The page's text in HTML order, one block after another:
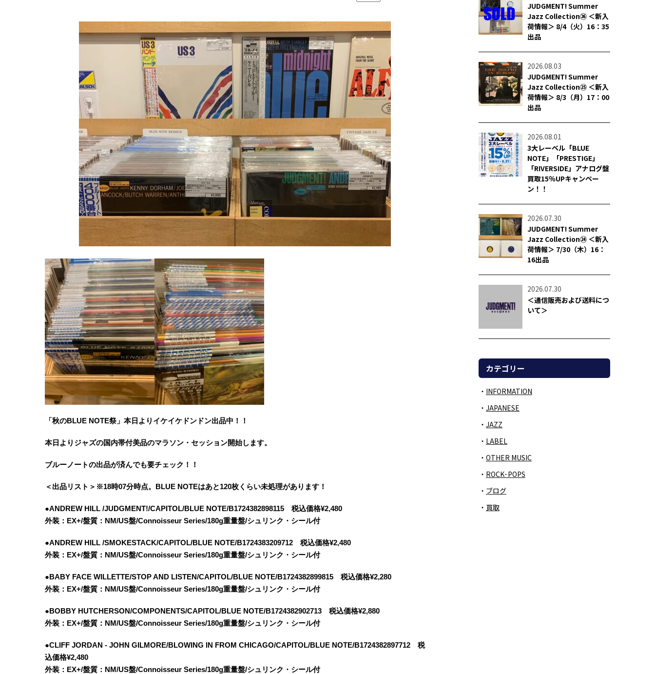
「秋のBLUE NOTE祭」本日よりイケイケドンドン出品中！！
本日よりジャズの国内帯付美品のマラソン・セッション開始します。
ブルーノートの出品が済んでも要チェック！！
＜出品リスト＞※18時07分時点。BLUE NOTEはあと120枚くらい未処理があります！
●ANDREW HILL /JUDGMENT!/CAPITOL/BLUE NOTE/B1724382898115 税込価格¥2,480
外装：EX+/盤質：NM/US盤/Connoisseur Series/180g重量盤/シュリンク・シール付
●ANDREW HILL /SMOKESTACK/CAPITOL/BLUE NOTE/B1724383209712 税込価格¥2,480
外装：EX+/盤質：NM/US盤/Connoisseur Series/180g重量盤/シュリンク・シール付
●BABY FACE WILLETTE/STOP AND LISTEN/CAPITOL/BLUE NOTE/B1724382899815 税込価格¥2,280
外装：EX+/盤質：NM/US盤/Connoisseur Series/180g重量盤/シュリンク・シール付
●BOBBY HUTCHERSON/COMPONENTS/CAPITOL/BLUE NOTE/B1724382902713 税込価格¥2,880
外装：EX+/盤質：NM/US盤/Connoisseur Series/180g重量盤/シュリンク・シール付
●CLIFF JORDAN - JOHN GILMORE/BLOWING IN FROM CHICAGO/CAPITOL/BLUE NOTE/B1724382897712 税
込価格¥2,480
外装：EX+/盤質：NM/US盤/Connoisseur Series/180g重量盤/シュリンク・シール付
JUDGMENT! Summer
Jazz Collection㉖ ＜新入
荷情報＞ 8/4（火）16：35
出品
2026.08.03
JUDGMENT! Summer
Jazz Collection㉕ ＜新入
荷情報＞ 8/3（月）17：00
出品
2026.08.01
3大レーベル「BLUE
NOTE」「PRESTIGE」
「RIVERSIDE」アナログ盤
買取15％UPキャンペー
ン！！
2026.07.30
JUDGMENT! Summer
Jazz Collection㉔ ＜新入
荷情報＞ 7/30（木）16：
16出品
2026.07.30
＜通信販売および送料につ
いて＞
カテゴリー
INFORMATION
JAPANESE
JAZZ
LABEL
OTHER MUSIC
ROCK･POPS
ブログ
買取